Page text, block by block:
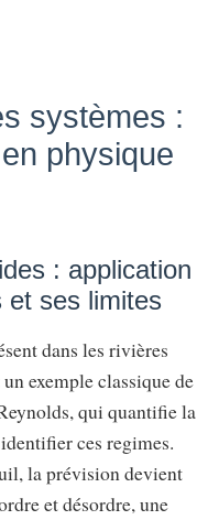
systèmes :
physique
: application
et ses limites
dans les rivières
exemple classique de
qui quantifie la
ces regimes.
la prévision devient
et désordre, une